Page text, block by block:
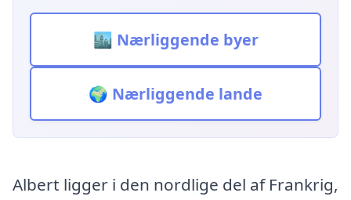
🏙️ Nærliggende byer
🌍 Nærliggende lande
Albert ligger i den nordlige del af Frankrig,